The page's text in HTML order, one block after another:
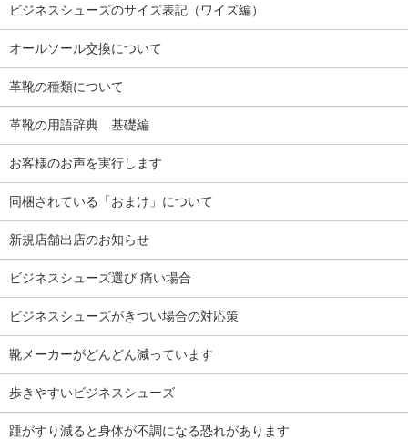
ビジネスシューズのサイズ表記（ワイズ編）
オールソール交換について
革靴の種類について
革靴の用語辞典 基礎編
お客様のお声を実行します
同梱されている「おまけ」について
新規店舗出店のお知らせ
ビジネスシューズ選び 痛い場合
ビジネスシューズがきつい場合の対応策
靴メーカーがどんどん減っています
歩きやすいビジネスシューズ
踵がすり減ると身体が不調になる恐れがあります